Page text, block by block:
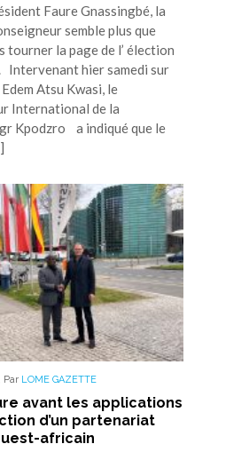
Faure Gnassingbé, la
semble plus que
tourner la page de l’ élection
Intervenant hier samedi sur
Atsu Kwasi, le
International de la
Kpodzro a indiqué que le
Par LOME GAZETTE
avant les applications
d’un partenariat
africain